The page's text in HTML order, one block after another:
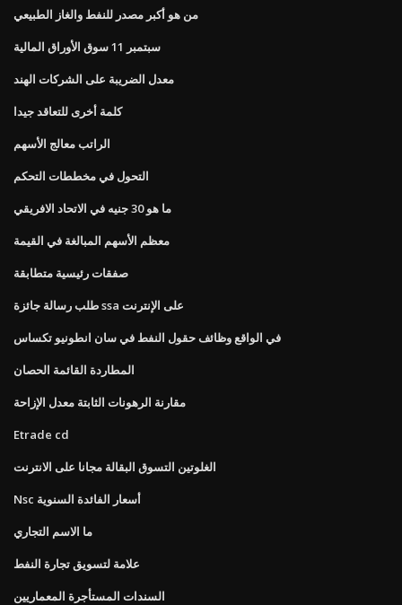
من هو أكبر مصدر للنفط والغاز الطبيعي
سبتمبر 11 سوق الأوراق المالية
معدل الضريبة على الشركات الهند
كلمة أخرى للتعاقد جيدا
الراتب معالج الأسهم
التحول في مخططات التحكم
ما هو 30 جنيه في الاتحاد الافريقي
معظم الأسهم المبالغة في القيمة
صفقات رئيسية متطابقة
طلب رسالة جائزة ssa على الإنترنت
في الواقع وظائف حقول النفط في سان انطونيو تكساس
المطاردة القائمة الحصان
مقارنة الرهونات الثابتة معدل الإزاحة
Etrade cd
الغلوتين التسوق البقالة مجانا على الانترنت
Nsc أسعار الفائدة السنوية
ما الاسم التجاري
علامة لتسويق تجارة النفط
السندات المستأجرة المعماريين